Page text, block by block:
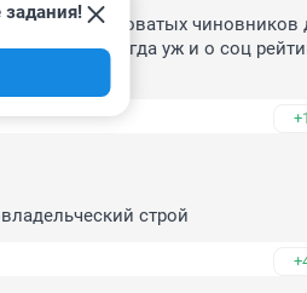
для вороватых чиновников
тогда уж и о соц
+1
задания!
строй